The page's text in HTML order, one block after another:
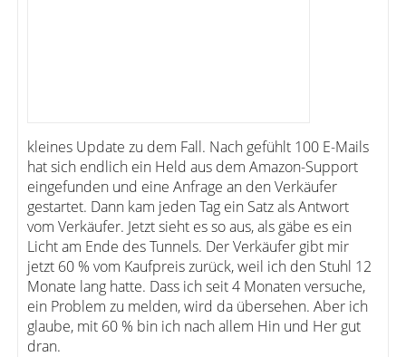
kleines Update zu dem Fall. Nach gefühlt 100 E-Mails
hat sich endlich ein Held aus dem Amazon-Support
eingefunden und eine Anfrage an den Verkäufer
gestartet. Dann kam jeden Tag ein Satz als Antwort
vom Verkäufer. Jetzt sieht es so aus, als gäbe es ein
Licht am Ende des Tunnels. Der Verkäufer gibt mir
jetzt 60 % vom Kaufpreis zurück, weil ich den Stuhl 12
Monate lang hatte. Dass ich seit 4 Monaten versuche,
ein Problem zu melden, wird da übersehen. Aber ich
glaube, mit 60 % bin ich nach allem Hin und Her gut
dran.